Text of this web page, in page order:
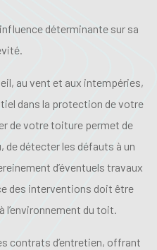
déterminante sur sa
au vent et aux intempéries,
dans la protection de votre
de votre toiture permet de
de détecter les défauts à un
d’éventuels travaux
des interventions doit être
l’environnement du toit.
contrats d’entretien, offrant